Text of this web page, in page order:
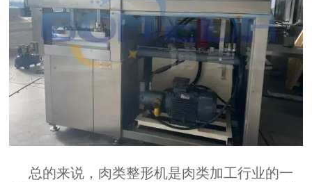
总的来说，肉类整形机是肉类加工行业的一